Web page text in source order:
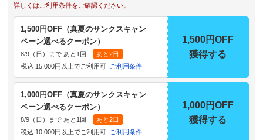
詳しくはご利用条件をご確認ください。
1,500円OFF（真夏のサンクスキャン
ペーン選べるクーポン）
8/9（日）まで あと1回
あと2日
税込 15,000円以上でご利用可
ご利用条件
1,500円OFF
獲得する
1,000円OFF（真夏のサンクスキャン
ペーン選べるクーポン）
8/9（日）まで あと1回
あと2日
税込 10,000円以上でご利用可
ご利用条件
1,000円OFF
獲得する